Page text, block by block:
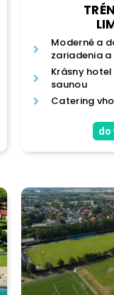
Moderné a
zariadenia
Krásny
saunou
Catering
do